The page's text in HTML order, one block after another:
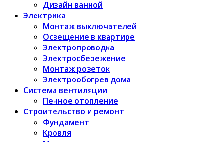
Дизайн ванной
Электрика
Монтаж выключателей
Освещение в квартире
Электропроводка
Электросбережение
Монтаж розеток
Электрообогрев дома
Система вентиляции
Печное отопление
Строительство и ремонт
Фундамент
Кровля